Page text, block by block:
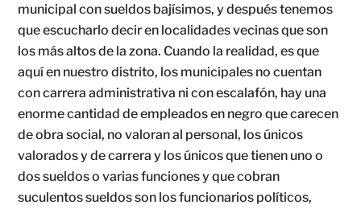
municipal con sueldos bajísimos, y después tenemos
que escucharlo decir en localidades vecinas que son
los más altos de la zona. Cuando la realidad, es que
aquí en nuestro distrito, los municipales no cuentan
con carrera administrativa ni con escalafón, hay una
enorme cantidad de empleados en negro que carecen
de obra social, no valoran al personal, los únicos
valorados y de carrera y los únicos que tienen uno o
dos sueldos o varias funciones y que cobran
suculentos sueldos son los funcionarios políticos,